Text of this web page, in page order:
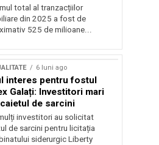
total al tranzacțiilor
din 2025 a fost de
525 de milioane...
6 luni ago
interes pentru fostul
Galați: Investitori mari
de sarcini
investitori au solicitat
de sarcini pentru licitația
siderurgic Liberty